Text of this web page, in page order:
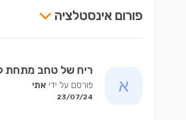
פורום אינסטלציה
ריח של טחב מתחת
פורסם על ידי אתי
23/07/24